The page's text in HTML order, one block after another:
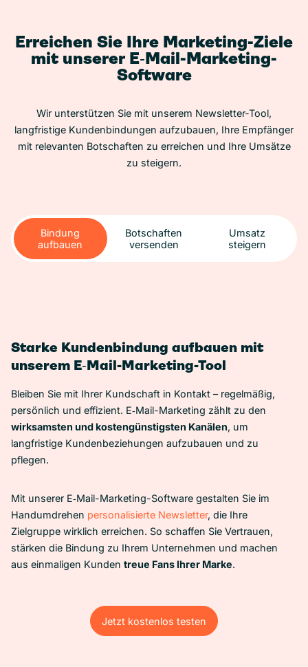
Erreichen Sie Ihre Marketing-Ziele
mit unserer E‑Mail-Marketing-
Software
Wir unterstützen Sie mit unserem Newsletter-Tool,
langfristige Kundenbindungen aufzubauen, Ihre Empfänger
mit relevanten Botschaften zu erreichen und Ihre Umsätze
zu steigern.
Bindung
aufbauen
Botschaften
versenden
Umsatz
steigern
Starke Kundenbindung aufbauen mit
unserem E‑Mail-Marketing-Tool
Bleiben Sie mit Ihrer Kundschaft in Kontakt – regelmäßig,
persönlich und effizient. E‑Mail-Marketing zählt zu den
wirksamsten und kostengünstigsten Kanälen, um
langfristige Kundenbeziehungen aufzubauen und zu
pflegen.
Mit unserer E‑Mail-Marketing-Software gestalten Sie im
Handumdrehen personalisierte Newsletter, die Ihre
Zielgruppe wirklich erreichen. So schaffen Sie Vertrauen,
stärken die Bindung zu Ihrem Unternehmen und machen
aus einmaligen Kunden treue Fans Ihrer Marke.
Jetzt kostenlos testen
Jetzt kostenlos testen